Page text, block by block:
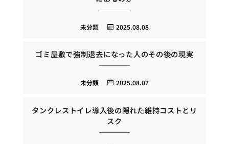
2025.08.08
未分類
ゴミ屋敷で強制退去になった人のその後の現実
2025.08.07
未分類
タンクレストイレ導入後の隠れた維持コストとリ
スク